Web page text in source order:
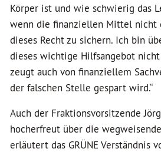
Körper ist und wie schwierig das
wenn die finanziellen Mittel nicht
dieses Recht zu sichern. Ich bin
dieses wichtige Hilfsangebot
zeugt auch von finanziellem
der falschen Stelle gespart wird.“
Auch der Fraktionsvorsitzende
hocherfreut über die
erläutert das GRÜNE Verständnis